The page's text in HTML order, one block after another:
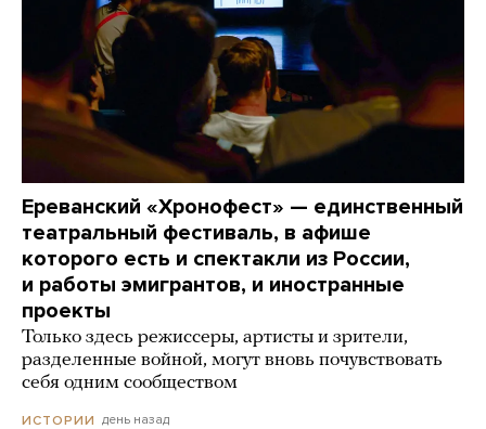
Ереванский «Хронофест» — единственный
театральный фестиваль, в афише
которого есть и спектакли из России,
и работы эмигрантов, и иностранные
проекты
Только здесь режиссеры, артисты и зрители,
разделенные войной, могут вновь почувствовать
себя одним сообществом
ИСТОРИИ день назад